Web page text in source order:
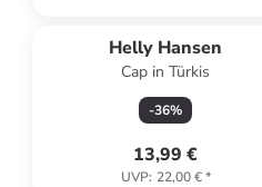
Helly Hansen
Cap in Türkis
-36%
13,99 €
UVP: 22,00 €*